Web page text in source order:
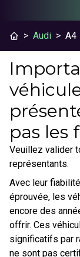
> Audi > A4
pas les
Veuillez valider
représentants.
Avec leur
éprouvée, les
encore des
offrir. Ces
significatifs par
ne sont pas